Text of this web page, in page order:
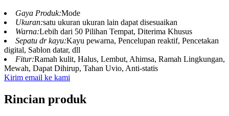
Gaya Produk:Mode
Ukuran:satu ukuran ukuran lain dapat disesuaikan
Warna:Lebih dari 50 Pilihan Tempat, Diterima Khusus
Sepatu dr kayu:Kayu pewarna, Pencelupan reaktif, Pencetakan
digital, Sablon datar, dll
Fitur:Ramah kulit, Halus, Lembut, Ahimsa, Ramah Lingkungan,
Mewah, Dapat Dihirup, Tahan Uvio, Anti-statis
Kirim email ke kami
Rincian produk